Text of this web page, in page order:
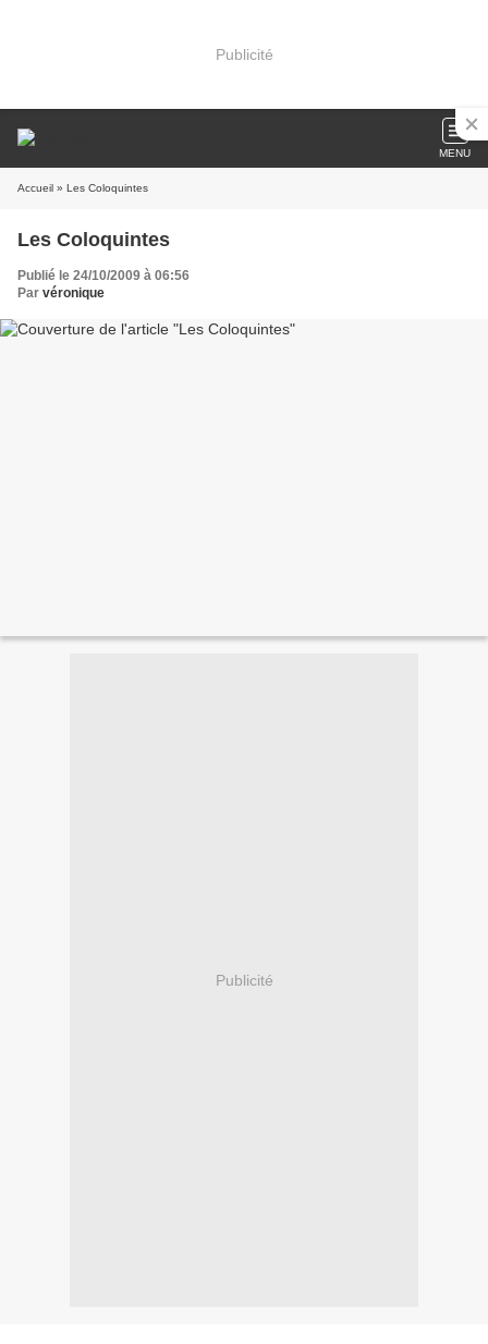
Publicité
MENU
Accueil » Les Coloquintes
Les Coloquintes
Publié le 24/10/2009 à 06:56
Par véronique
Publicité